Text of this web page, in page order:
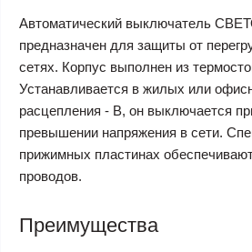
Автоматический выключатель
предназначен для защиты от
сетях. Корпус выполнен из
Устанавливается в жилых или
расцепления - В, он выключается
превышении напряжения в сети.
прижимных пластинах
проводов.
Преимущества